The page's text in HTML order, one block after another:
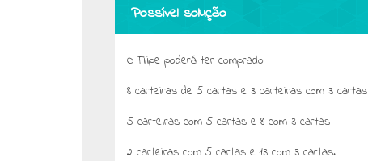
Possível solução
O Filipe poderá ter comprado:
8 carteiras de 5 cartas e 3 carteiras com 3 cartas
5 carteiras com 5 cartas e 8 com 3 cartas
2 carteiras com 5 cartas e 13 com 3 cartas.